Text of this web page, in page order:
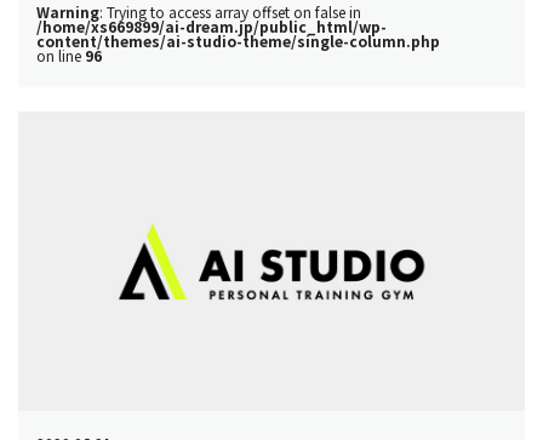
Warning: Trying to access array offset on false in
/home/xs669899/ai-dream.jp/public_html/wp-
content/themes/ai-studio-theme/single-column.php
on line 96